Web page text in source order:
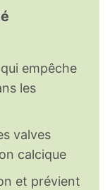
empêche
les
valves
calcique
et prévient